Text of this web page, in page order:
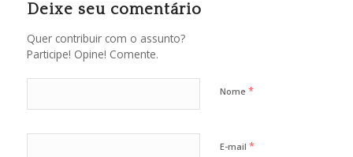
Deixe seu comentário
Quer contribuir com o assunto?
Participe! Opine! Comente.
Nome *
E-mail *